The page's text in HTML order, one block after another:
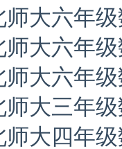
大六年级
大六年级
大六年级
大三年级
大四年级